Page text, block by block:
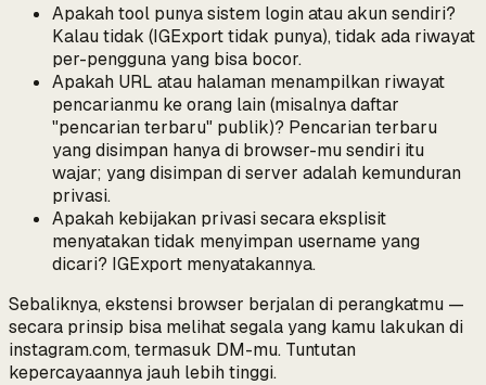
Apakah tool punya sistem login atau akun sendiri?
Kalau tidak (IGExport tidak punya), tidak ada riwayat
per-pengguna yang bisa bocor.
Apakah URL atau halaman menampilkan riwayat
pencarianmu ke orang lain (misalnya daftar
"pencarian terbaru" publik)? Pencarian terbaru
yang disimpan hanya di browser-mu sendiri itu
wajar; yang disimpan di server adalah kemunduran
privasi.
Apakah kebijakan privasi secara eksplisit
menyatakan tidak menyimpan username yang
dicari? IGExport menyatakannya.
Sebaliknya, ekstensi browser berjalan di perangkatmu —
secara prinsip bisa melihatsegalayang kamu lakukan di
instagram.com, termasuk DM-mu. Tuntutan
kepercayaannya jauh lebih tinggi.